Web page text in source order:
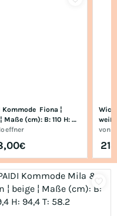
Kommode  Fiona ¦
Maße (cm): B: 110 H:
55.3
€
weiß
102
von